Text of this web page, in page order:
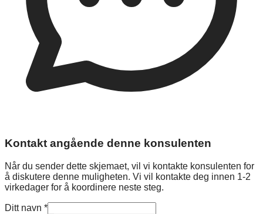
Kontakt angående denne konsulenten
Når du sender dette skjemaet, vil vi kontakte konsulenten for
å diskutere denne muligheten. Vi vil kontakte deg innen 1-2
virkedager for å koordinere neste steg.
Ditt navn *